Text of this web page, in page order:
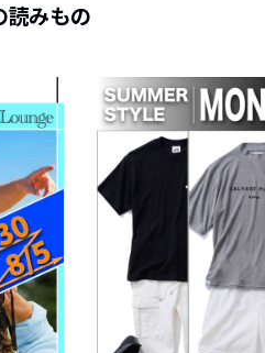
読みもの